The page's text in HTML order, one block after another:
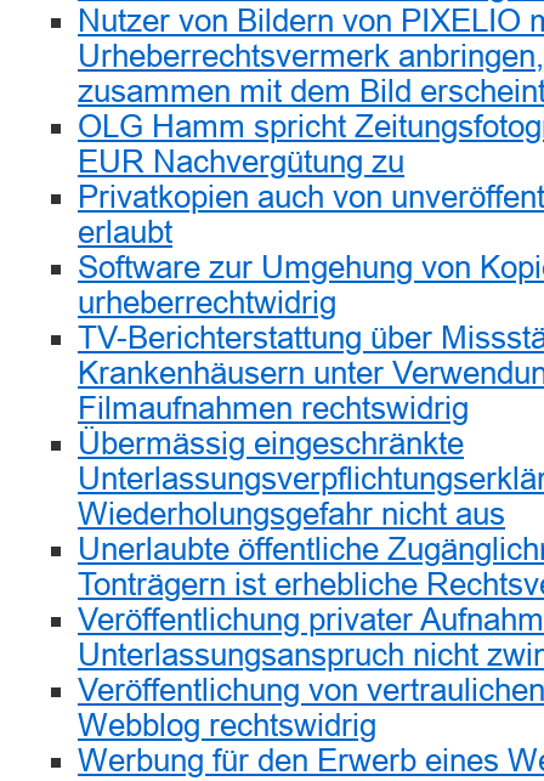
Nutzer von Bildern von PIXELIO
Urheberrechtsvermerk
zusammen mit dem Bild
OLG Hamm spricht
EUR Nachvergütung zu
Privatkopien auch von
erlaubt
Software zur Umgehung von
urheberrechtwidrig
TV-Berichterstattung über
Krankenhäusern unter
Filmaufnahmen rechtswidrig
Übermässig eingeschränkte
Wiederholungsgefahr nicht aus
Unerlaubte öffentliche
Tonträgern ist erhebliche
Veröffentlichung privater
Unterlassungsanspruch nicht
Veröffentlichung von
Webblog rechtswidrig
Werbung für den Erwerb eines